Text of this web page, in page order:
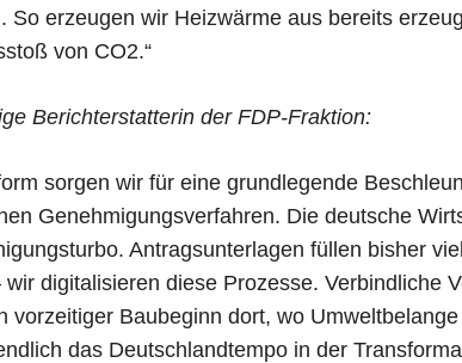
So erzeugen wir Heizwärme aus bereits
von CO2.“
Berichterstatterin der FDP-Fraktion:
sorgen wir für eine grundlegende
Genehmigungsverfahren. Die deutsche
Antragsunterlagen füllen bisher
digitalisieren diese Prozesse. Verbindliche
vorzeitiger Baubeginn dort, wo
das Deutschlandtempo in der